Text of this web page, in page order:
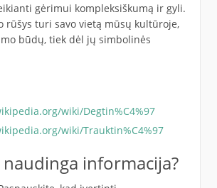
gėrimui kompleksiškumą ir gyli.
rūšys turi savo vietą mūsų kultūroje,
būdų, tiek dėl jų simbolinės
wiki/Degtin%C4%97
wiki/Trauktin%C4%97
informacija?